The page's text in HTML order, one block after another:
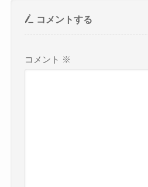
コメントする
コメント ※